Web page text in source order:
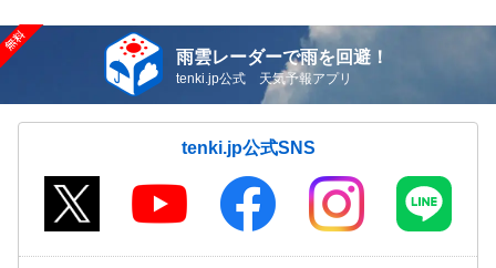
雨雲レーダーで雨を回避！
tenki.jp公式 天気予報アプリ
tenki.jp公式SNS